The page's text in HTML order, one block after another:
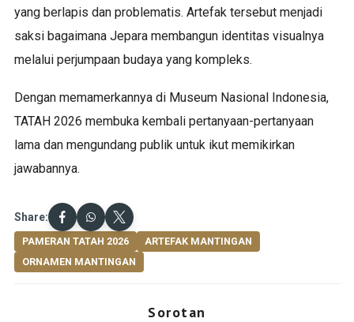
yang berlapis dan problematis. Artefak tersebut menjadi
saksi bagaimana Jepara membangun identitas visualnya
melalui perjumpaan budaya yang kompleks.
Dengan memamerkannya di Museum Nasional Indonesia,
TATAH 2026 membuka kembali pertanyaan-pertanyaan
lama dan mengundang publik untuk ikut memikirkan
jawabannya.
Share:
PAMERAN TATAH 2026
ARTEFAK MANTINGAN
ORNAMEN MANTINGAN
Sorotan